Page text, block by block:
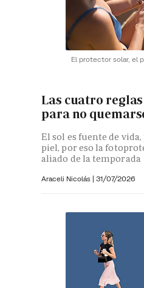
El protector solar, el
Las cuatro
para no
El sol es fuente de
piel, por eso la
aliado de la temporada
Araceli Nicolás | 31/07/2026